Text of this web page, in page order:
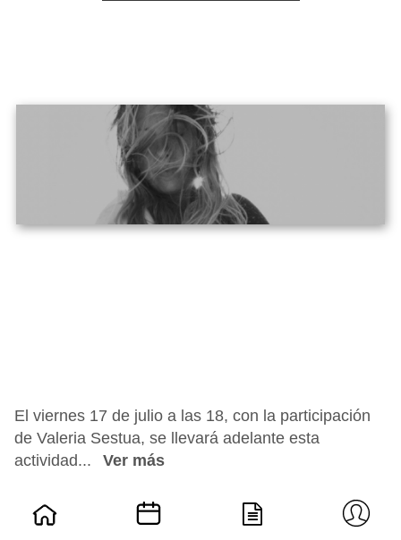
El viernes 17 de julio a las 18, con la participación
de Valeria Sestua, se llevará adelante esta
actividad...
Ver más